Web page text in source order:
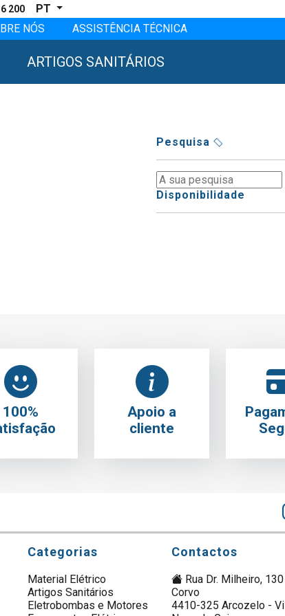
200
PT
NÓS ASSISTÊNCIA TÉCNICA
ARTIGOS SANITÁRIOS
Pesquisa
Disponibilidade
100%
Apoio a
cliente
Categorias
Material Elétrico
Artigos Sanitários
Eletrobombas e Motores
Contactos
Rua Dr. Milheiro,
Corvo
4410-325 Arcozelo -